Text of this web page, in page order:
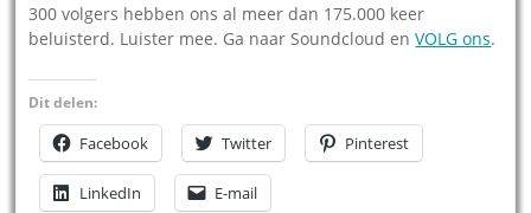
300 volgers hebben ons al meer dan 175.000 keer
beluisterd. Luister mee. Ga naar Soundcloud enVOLG ons.
Dit delen:
Facebook Twitter Pinterest
LinkedIn E-mail